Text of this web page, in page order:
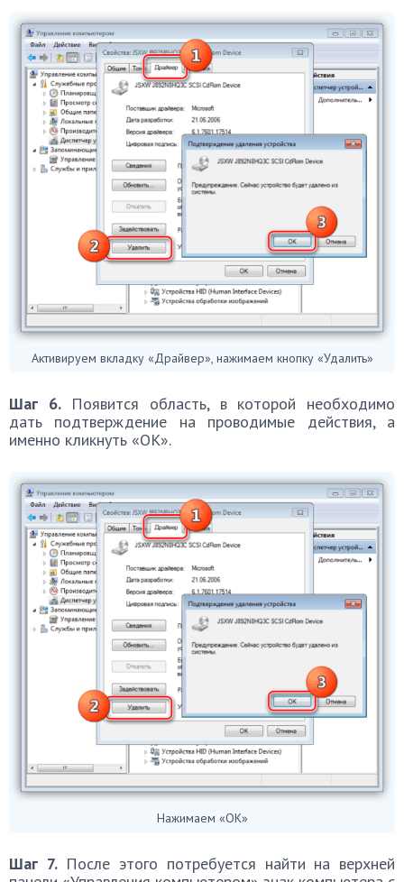
Активируем вкладку «Драйвер», нажимаем кнопку «Удалить»
Шаг 6.Появится область, в которой необходимо
дать подтверждение на проводимые действия, а
именно кликнуть «ОК».
Нажимаем «ОК»
Шаг 7.После этого потребуется найти на верхней